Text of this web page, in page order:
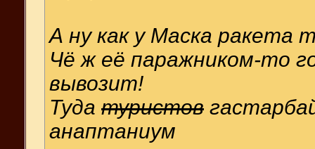
А ну как у Маска ракета
Чё ж её паражником-то
вывозит!
Туда туристов
анаптаниум